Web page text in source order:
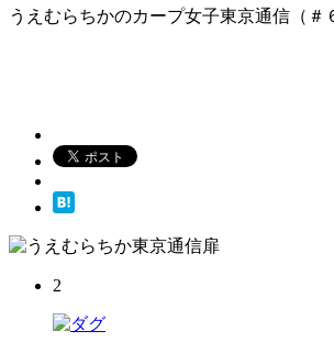
うえむらちかのカープ女子東京通信（
2